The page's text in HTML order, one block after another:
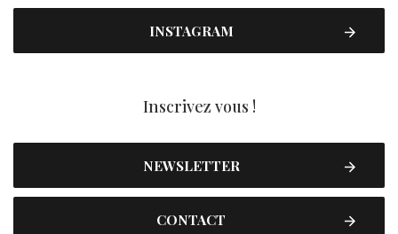
INSTAGRAM
Inscrivez vous !
NEWSLETTER
CONTACT